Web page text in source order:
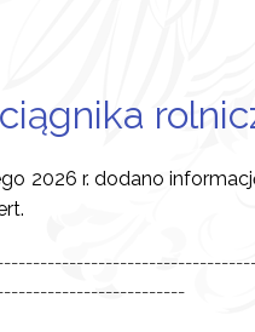
2026 r. dodano